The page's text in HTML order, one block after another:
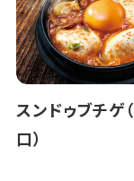
スンドゥブチゲ
口）